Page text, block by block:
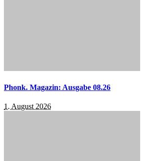
Phonk. Magazin: Ausgabe 08.26
1. August 2026